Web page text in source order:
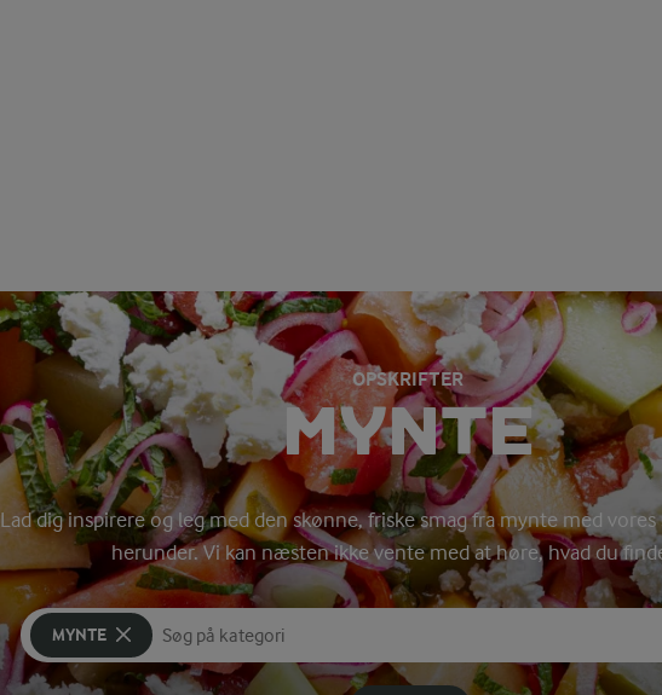
OPSKRIFTER
MYNTE
Lad dig inspirere og leg med den skønne, friske smag fra mynte med
herunder. Vi kan næsten ikke vente med at høre, hvad du
MYNTE
Søg på kategori
Indtast søgeord for at søge